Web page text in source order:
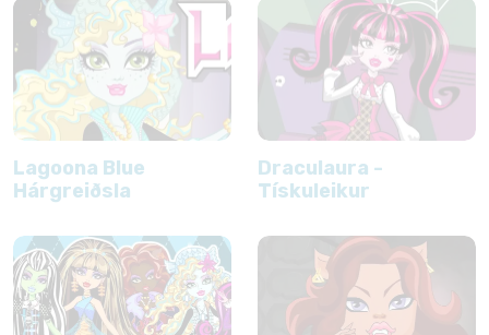
Lagoona Blue
Hárgreiðsla
Draculaura -
Tískuleikur